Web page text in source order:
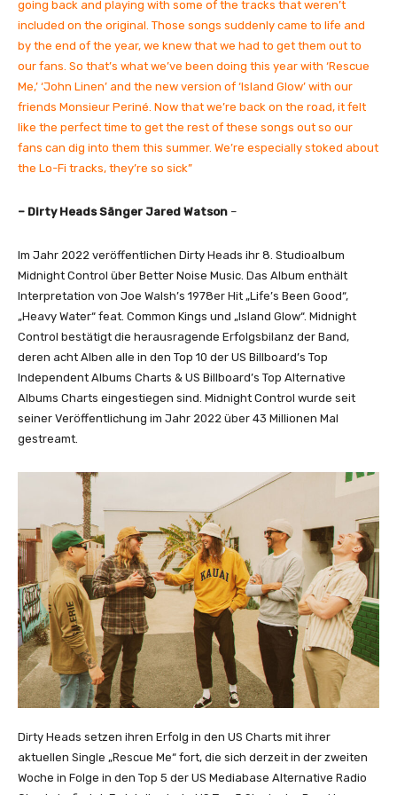
e
l
u
x
e
A
l
b
u
n
i
g
n
going back and playing with some of the tracks that weren’t
included on the original. Those songs suddenly came to life and
by the end of the year, we knew that we had to get them out to
our fans. So that’s what we’ve been doing this year with ‘Rescue
Me,’ ‘John Linen’ and the new version of ‘Island Glow’ with our
friends Monsieur Periné. Now that we’re back on the road, it felt
like the perfect time to get the rest of these songs out so our
fans can dig into them this summer. We’re especially stoked about
the Lo-Fi tracks, they’re so sick”
– Dirty Heads Sänger Jared Watson –
Im Jahr 2022 veröffentlichen Dirty Heads ihr 8. Studioalbum
Midnight Control über Better Noise Music. Das Album enthält
Interpretation von Joe Walsh’s 1978er Hit „Life’s Been Good“,
„Heavy Water“ feat. Common Kings und „Island Glow“. Midnight
Control bestätigt die herausragende Erfolgsbilanz der Band,
deren acht Alben alle in den Top 10 der US Billboard’s Top
Independent Albums Charts & US Billboard’s Top Alternative
Albums Charts eingestiegen sind. Midnight Control wurde seit
seiner Veröffentlichung im Jahr 2022 über 43 Millionen Mal
gestreamt.
Dirty Heads setzen ihren Erfolg in den US Charts mit ihrer
aktuellen Single „Rescue Me“ fort, die sich derzeit in der zweiten
Woche in Folge in den Top 5 der US Mediabase Alternative Radio